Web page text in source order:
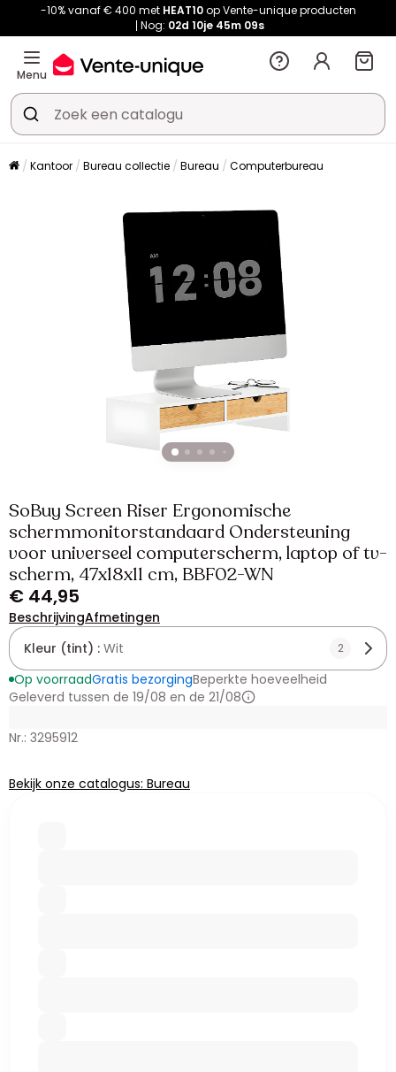
-10% vanaf € 400 met HEAT10op Vente-unique producten
Nog: 02d 10je 45m 09s
Menu
Kantoor Bureau collectie Bureau Computerbureau
SoBuy Screen Riser Ergonomische
schermmonitorstandaard Ondersteuning
voor universeel computerscherm, laptop of tv-
scherm, 47x18x11 cm, BBF02-WN
€ 44,95
BeschrijvingAfmetingen
Kleur (tint) : Wit 2
Op voorraadGratis bezorgingBeperkte hoeveelheid
Geleverd tussen de 19/08 en de 21/08
Nr.: 3295912
Bekijk onze catalogus: Bureau